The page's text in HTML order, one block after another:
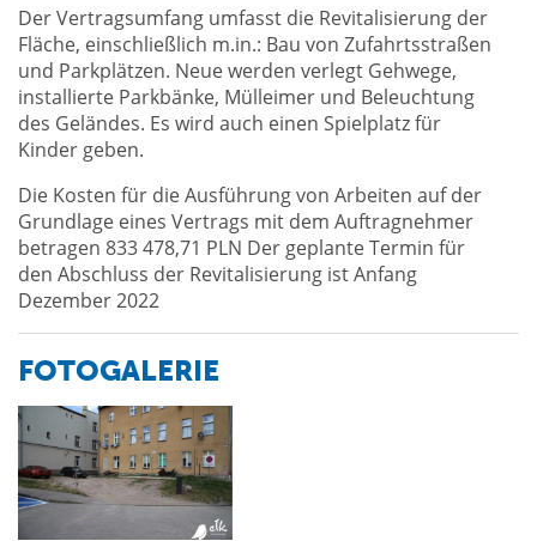
Der Vertragsumfang umfasst die Revitalisierung der
Fläche, einschließlich m.in.: Bau von Zufahrtsstraßen
und Parkplätzen. Neue werden verlegt Gehwege,
installierte Parkbänke, Mülleimer und Beleuchtung
des Geländes. Es wird auch einen Spielplatz für
Kinder geben.
Die Kosten für die Ausführung von Arbeiten auf der
Grundlage eines Vertrags mit dem Auftragnehmer
betragen 833 478,71 PLN Der geplante Termin für
den Abschluss der Revitalisierung ist Anfang
Dezember 2022
FOTOGALERIE